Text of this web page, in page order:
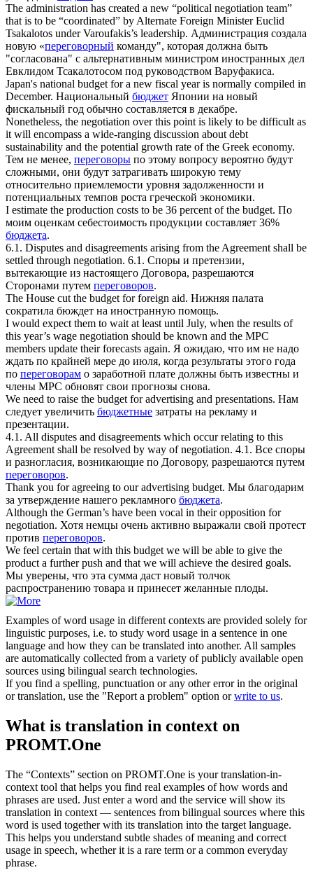
The administration has created a new “political negotiation team”
that is to be “coordinated” by Alternate Foreign Minister Euclid
Tsakalotos under Varoufakis’s leadership. Администрация создала
новую «переговорный команду", которая должна быть
"согласована" с альтернативным министром иностранных дел
Евклидом Тсакалотосом под руководством Варуфакиса.
Japan's national budgetfor a new fiscal year is normally compiled in
December. Национальный бюджет Японии на новый
фискальный год обычно составляется в декабре.
Nonetheless, the negotiation over this point is likely to be difficult as
it will encompass a wide-ranging discussion about debt
sustainability and the potential growth rate of the Greek economy.
Тем не менее, переговоры по этому вопросу вероятно будут
сложными, они будут затрагивать широкую тему
относительно приемлемости уровня задолженности и
потенциальных темпов роста греческой экономики.
I estimate the production costs to be 36 percent of the budget. По
моим оценкам себестоимость продукции составляет 36%
бюджета.
6.1. Disputes and disagreements arising from the Agreement shall be
settled through negotiation. 6.1. Споры и претензии,
вытекающие из настоящего Договора, разрешаются
Сторонами путем переговоров.
The House cut the budgetfor foreign aid. Нижняя палата
сократила бюждет на иностранную помощь.
I would expect them to wait at least until July, when the results of
this year’s wage negotiation should be known and the MPC
members update their forecasts again. Я ожидаю, что им не надо
ждать по крайней мере до июля, когда результаты этого года
по переговорам о заработной плате должны быть известны и
члены MPC обновят свои прогнозы снова.
We need to raise the budgetfor advertising and presentations. Нам
следует увеличить бюджетные затраты на рекламу и
презентации.
4.1. All disputes and disagreements which occur relating to this
Agreement shall be resolved by way ofnegotiation. 4.1. Все споры
и разногласия, возникающие по Договору, разрешаются путем
переговоров.
Thank you for agreeing to our advertising budget. Мы благодарим
за утверждение нашего рекламного бюджета.
Although the German’s have been vocal in their opposition for
negotiation. Хотя немцы очень активно выражали свой протест
против переговоров.
We feel certain that with this budgetwe will be able to give the
product a further push and that we will achieve the desired goals.
Мы уверены, что эта сумма даст новый толчок
распространению товара и принесет желанные плоды.
Examples of word usage in different contexts are provided solely for
linguistic purposes, i.e. to study word usage in a sentence in one
language and how they can be translated into another. All samples
are automatically collected from a variety of publicly available open
sources using bilingual search technologies.
If you find a spelling, punctuation or any other error in the original
or translation, use the "Report a problem" option orwrite to us.
What is translation in context on
PROMT.One
The “Contexts” section on PROMT.One is your translation-in-
context tool that helps you find real examples of how words and
phrases are used. Just enter a word and the service will show its
translation in context — sentences from bilingual sources where this
word is used together with its translation into the target language.
This helps you understand subtle shades of meaning and correct
usage in speech, whether it is a rare term or a common everyday
phrase.